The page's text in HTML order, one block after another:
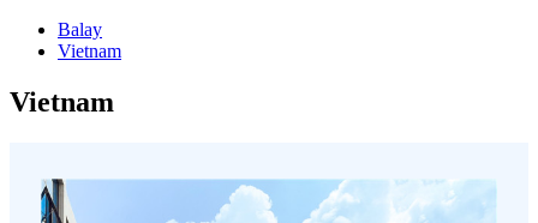
Balay
Vietnam
Vietnam